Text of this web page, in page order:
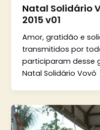
Natal Solidário
2015 v01
Amor, gratidão e
transmitidos por
participaram desse
Natal Solidário Vovô